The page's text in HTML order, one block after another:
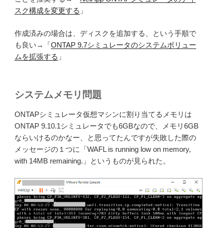
スク構成を変更する 」
作成済みの場合は、ディスクを追加する、という手順で
も良い→「ONTAP 9.7シミュレータのシステムボリュー
ムを拡張する 」
システムメモリ問題
ONTAPシミュレータ仮想マシンに割り当てるメモリは
ONTAP 9.10.1シミュレータでも6GBなので、メモリ6GB
ならいけるのかなー、と思ってたんですが失敗した際の
メッセージの１つに「WAFL is running low on memory,
with 14MB remaining.」というものが見られた。